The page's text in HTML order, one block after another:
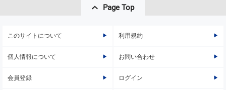
Page Top
このサイトについて 利用規約
個人情報について お問い合わせ
会員登録 ログイン